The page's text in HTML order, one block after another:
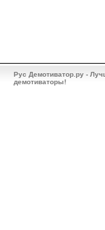
Рус Демотиватор.ру -
демотиваторы!